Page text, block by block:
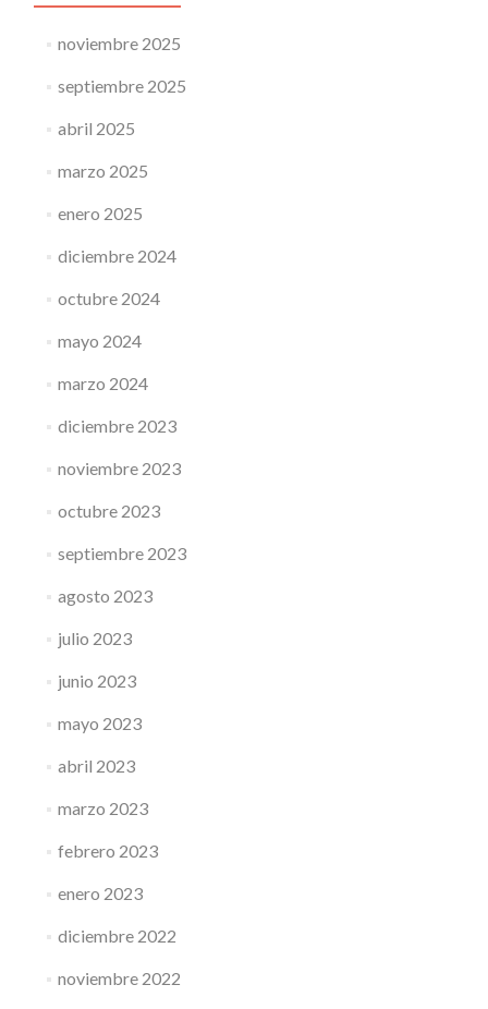
noviembre 2025
septiembre 2025
abril 2025
marzo 2025
enero 2025
diciembre 2024
octubre 2024
mayo 2024
marzo 2024
diciembre 2023
noviembre 2023
octubre 2023
septiembre 2023
agosto 2023
julio 2023
junio 2023
mayo 2023
abril 2023
marzo 2023
febrero 2023
enero 2023
diciembre 2022
noviembre 2022